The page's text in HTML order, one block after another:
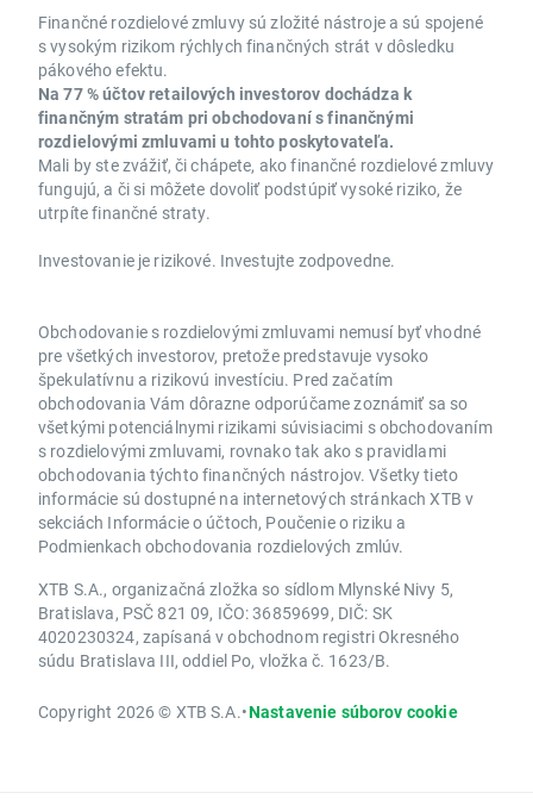
Finančné rozdielové zmluvy sú zložité nástroje a sú spojené
s vysokým rizikom rýchlych finančných strát v dôsledku
pákového efektu.
Na 77 % účtov retailových investorov dochádza k
finančným stratám pri obchodovaní s finančnými
rozdielovými zmluvami u tohto poskytovateľa.
Mali by ste zvážiť, či chápete, ako finančné rozdielové zmluvy
fungujú, a či si môžete dovoliť podstúpiť vysoké riziko, že
utrpíte finančné straty.
Investovanie je rizikové. Investujte zodpovedne.
Obchodovanie s rozdielovými zmluvami nemusí byť vhodné
pre všetkých investorov, pretože predstavuje vysoko
špekulatívnu a rizikovú investíciu. Pred začatím
obchodovania Vám dôrazne odporúčame zoznámiť sa so
všetkými potenciálnymi rizikami súvisiacimi s obchodovaním
s rozdielovými zmluvami, rovnako tak ako s pravidlami
obchodovania týchto finančných nástrojov. Všetky tieto
informácie sú dostupné na internetových stránkach XTB v
sekciách Informácie o účtoch, Poučenie o riziku a
Podmienkach obchodovania rozdielových zmlúv.
XTB S.A., organizačná zložka so sídlom Mlynské Nivy 5,
Bratislava, PSČ 821 09, IČO: 36859699, DIČ: SK
4020230324, zapísaná v obchodnom registri Okresného
súdu Bratislava III, oddiel Po, vložka č. 1623/B.
Copyright 2026 © XTB S.A.•Nastavenie súborov cookie